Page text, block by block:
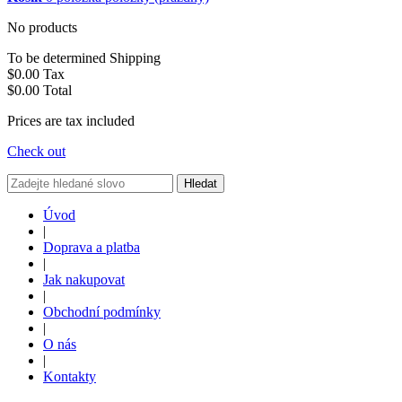
No products
To be determined Shipping
$0.00 Tax
$0.00 Total
Prices are tax included
Check out
Hledat
Úvod
|
Doprava a platba
|
Jak nakupovat
|
Obchodní podmínky
|
O nás
|
Kontakty